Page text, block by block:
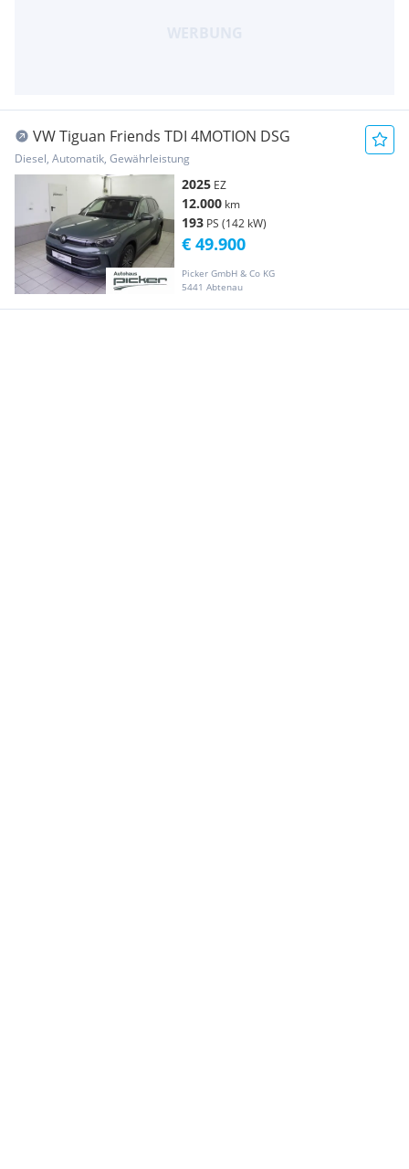
VW Tiguan Friends TDI 4MOTION DSG
Diesel, Automatik, Gewährleistung
2025 EZ
12.000 km
193 PS (142 kW)
Picker GmbH & Co KG
5441 Abtenau
€ 49.900